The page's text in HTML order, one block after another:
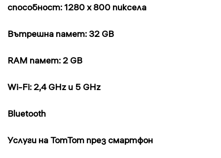
способност: 1280 x 800 пиксела
Вътрешна памет: 32 GB
RAM памет: 2 GB
Wi-Fi: 2,4 GHz и 5 GHz
Bluetooth
Услуги на TomTom през смартфон